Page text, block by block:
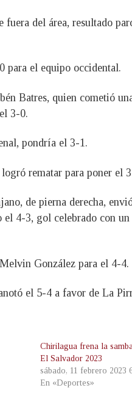
del área, resultado
para el equipo occidental.
Batres, quien cometió
3-0.
pondría el 3-1.
rematar para poner el
de pierna derecha,
el 4-3, gol celebrado con
González para el 4-4.
el 5-4 a favor de La
Chirilagua frena la
El Salvador 2023
sábado, 11 febrero 2023
En «Deportes»